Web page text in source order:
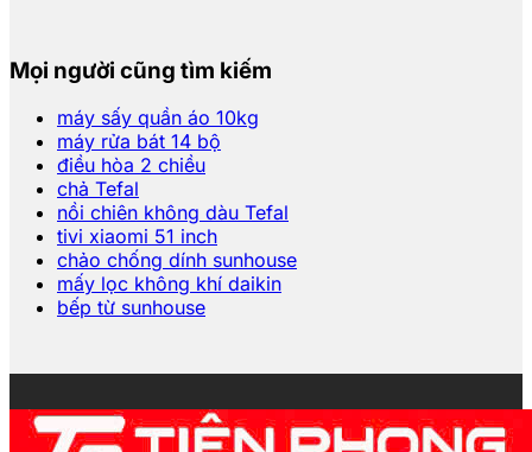
Mọi người cũng tìm kiếm
máy sấy quần áo 10kg
máy rửa bát 14 bộ
điều hòa 2 chiều
chả Tefal
nồi chiên không dàu Tefal
tivi xiaomi 51 inch
chảo chống dính sunhouse
mấy lọc không khí daikin
bếp từ sunhouse